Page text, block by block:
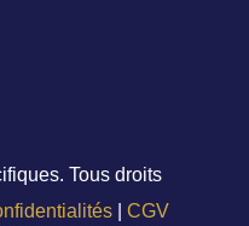
Tous droits
| CGV